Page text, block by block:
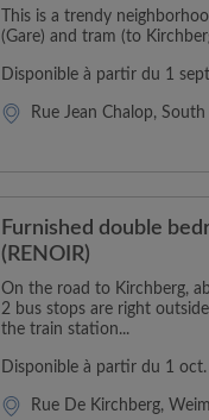
This is a trendy
(Gare) and tram (to
Disponible à partir du 1
Rue Jean Chalop,
Furnished double
(RENOIR)
On the road to Kirchberg,
2 bus stops are right
the train station...
Disponible à partir du 1 oct.
Rue De Kirchberg,